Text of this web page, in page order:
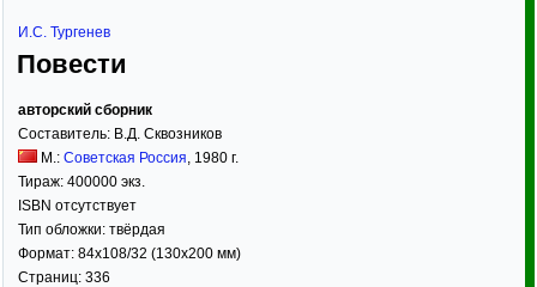
И.С. Тургенев
Повести
авторский сборник
Составитель: В.Д. Сквозников
М.: Советская Россия, 1980 г.
Тираж: 400000 экз.
ISBN отсутствует
Тип обложки: твёрдая
Формат: 84x108/32 (130x200 мм)
Страниц: 336